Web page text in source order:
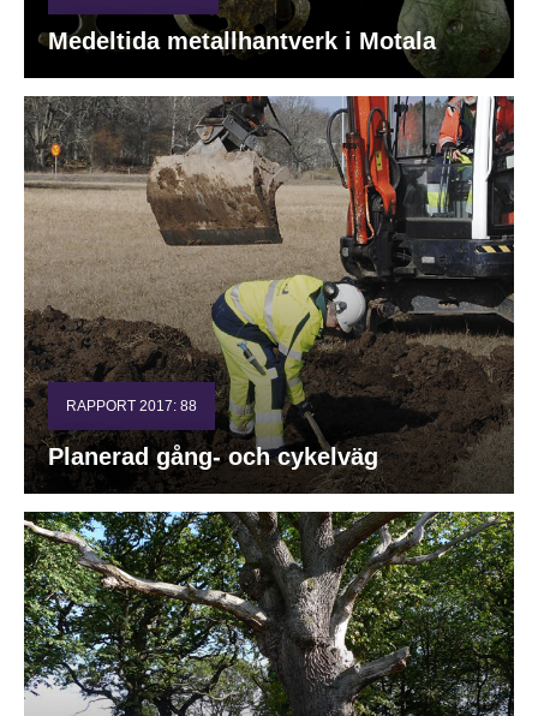
Medeltida metallhantverk i Motala
RAPPORT 2017: 88
Planerad gång- och cykelväg